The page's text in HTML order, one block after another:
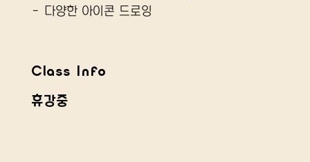
- 다양한 아이콘 드로잉
Class Info
휴강중